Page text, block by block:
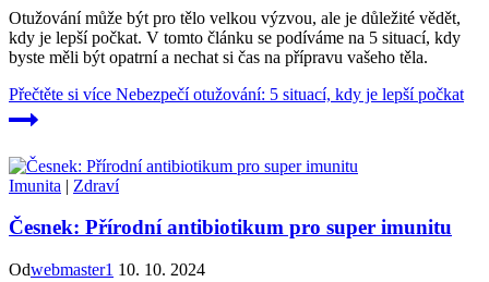
Otužování může být pro tělo velkou výzvou, ale je důležité vědět,
kdy je lepší počkat. V tomto článku se podíváme na 5 situací, kdy
byste měli být opatrní a nechat si čas na přípravu vašeho těla.
Přečtěte si více Nebezpečí otužování: 5 situací, kdy je lepší počkat
Imunita | Zdraví
Česnek: Přírodní antibiotikum pro super imunitu
Odwebmaster1 10. 10. 2024